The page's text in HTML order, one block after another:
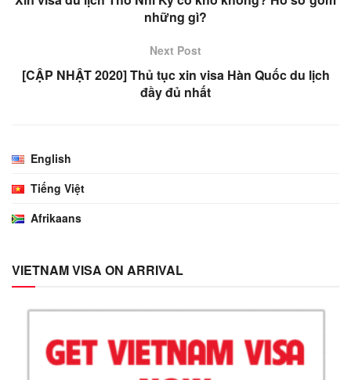
những gì?
Next Post
[CẬP NHẬT 2020] Thủ tục xin visa Hàn Quốc du lịch
đầy đủ nhất
English
Tiếng Việt
Afrikaans
VIETNAM VISA ON ARRIVAL